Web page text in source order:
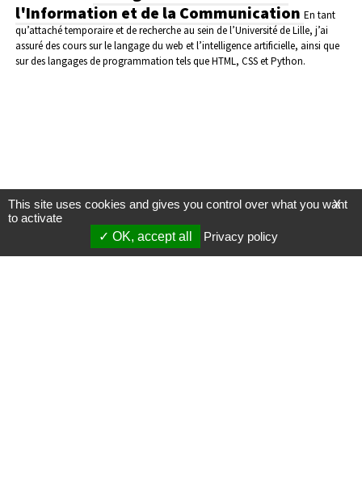
l'Information et de la Communication En tant
qu’attaché temporaire et de recherche au sein de l’Université de Lille, j’ai
assuré des cours sur le langage du web et l’intelligence artificielle, ainsi que
sur des langages de programmation tels que HTML, CSS et Python.
X
This site uses cookies and gives you control over what you want
to activate
OK, accept all
Privacy policy